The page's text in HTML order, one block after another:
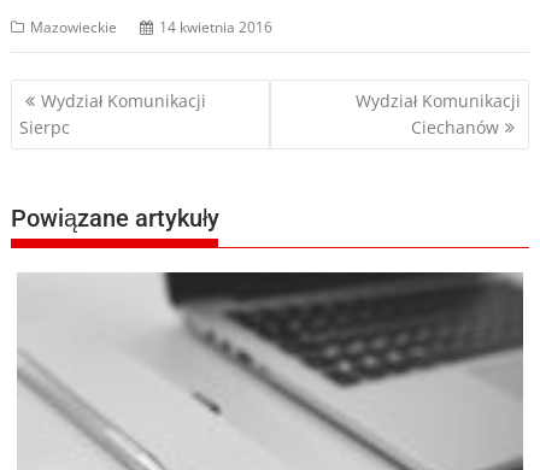
Mazowieckie 14 kwietnia 2016
Nawigacja
wpisu
Wydział Komunikacji
Sierpc
Wydział Komunikacji
Ciechanów
Powiązane artykuły